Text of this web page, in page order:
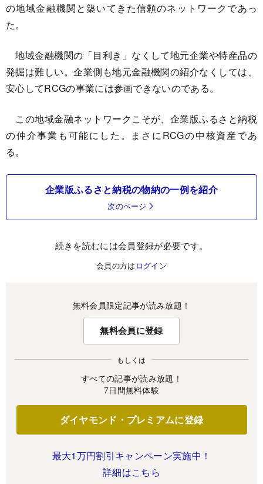
の地域金融機関と築いてきた信頼のネットワークであっ
た。
地域金融機関の「目利き」なくして地元企業や特産品の
発掘は難しい。企業側も地元金融機関の紹介なくしては、
安心してRCGの事業には参画できないのである。
この地域金融ネットワークこそが、企業版ふるさと納税
の仲介事業も可能にした。まさにRCGの中核資産であ
る。
企業版ふるさと納税の物納の一例を紹介
次のページ
続きを読むには会員登録が必要です。
会員の方は ログイン
無料会員限定記事が読み放題！
無料会員に登録
もしくは
すべての記事が読み放題！
7日間無料体験
ダイヤモンド・プレミアムに登録
最大1万円割引キャンペーン実施中！
詳細はこちら